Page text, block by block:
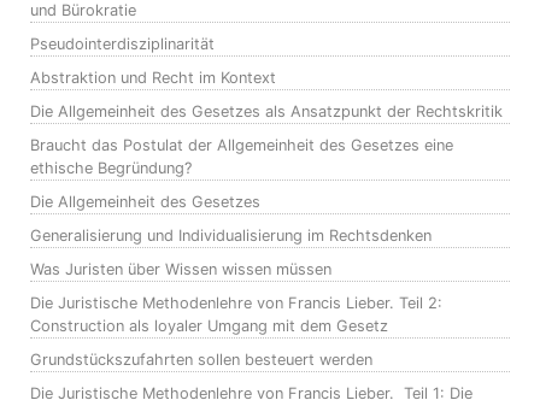
und Bürokratie
Pseudointerdisziplinarität
Abstraktion und Recht im Kontext
Die Allgemeinheit des Gesetzes als Ansatzpunkt der Rechtskritik
Braucht das Postulat der Allgemeinheit des Gesetzes eine
ethische Begründung?
Die Allgemeinheit des Gesetzes
Generalisierung und Individualisierung im Rechtsdenken
Was Juristen über Wissen wissen müssen
Die Juristische Methodenlehre von Francis Lieber. Teil 2:
Construction als loyaler Umgang mit dem Gesetz
Grundstückszufahrten sollen besteuert werden
Die Juristische Methodenlehre von Francis Lieber. Teil 1: Die